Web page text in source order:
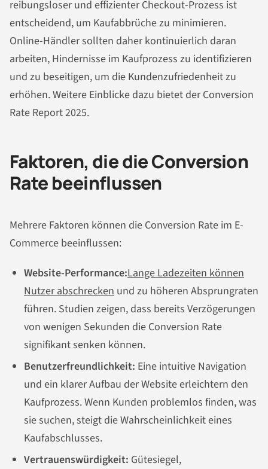
reibungsloser und effizienter Checkout-Prozess ist
entscheidend, um Kaufabbrüche zu minimieren.
Online-Händler sollten daher kontinuierlich daran
arbeiten, Hindernisse im Kaufprozess zu identifizieren
und zu beseitigen, um die Kundenzufriedenheit zu
erhöhen. Weitere Einblicke dazu bietet der Conversion
Rate Report 2025.
Faktoren, die die Conversion
Rate beeinflussen
Mehrere Faktoren können die Conversion Rate im E-
Commerce beeinflussen:
Website-Performance:Lange Ladezeiten können
Nutzer abschrecken und zu höheren Absprungraten
führen. Studien zeigen, dass bereits Verzögerungen
von wenigen Sekunden die Conversion Rate
signifikant senken können.
Benutzerfreundlichkeit: Eine intuitive Navigation
und ein klarer Aufbau der Website erleichtern den
Kaufprozess. Wenn Kunden problemlos finden, was
sie suchen, steigt die Wahrscheinlichkeit eines
Kaufabschlusses.
Vertrauenswürdigkeit: Gütesiegel,